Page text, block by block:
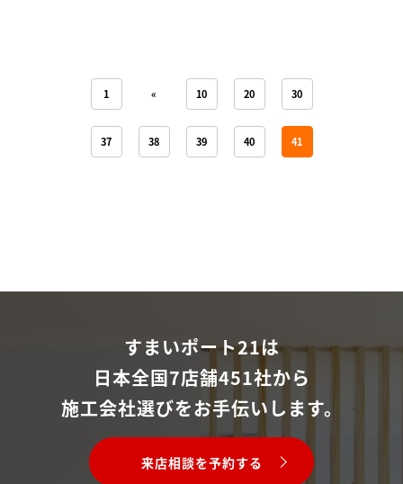
1 « 10 20 30
37 38 39 40 41
すまいポート21は
日本全国7店舗451社から
施工会社選びをお手伝いします。
来店相談を予約する